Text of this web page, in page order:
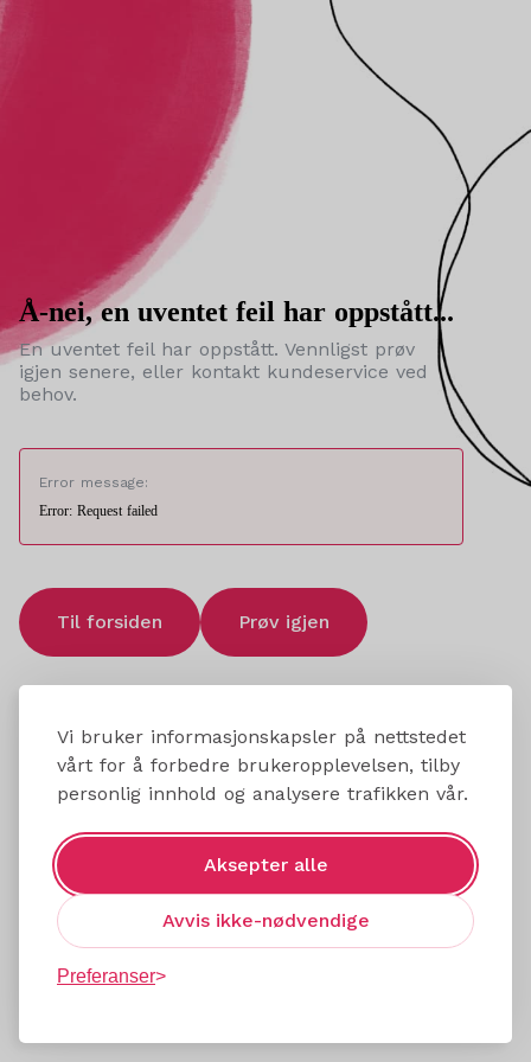
Vi bruker informasjonskapsler på nettstedet
vårt for å forbedre brukeropplevelsen, tilby
personlig innhold og analysere trafikken vår.
Aksepter alle
Avvis ikke-nødvendige
Preferanser
Å-nei, en uventet feil har oppstått...
En uventet feil har oppstått. Vennligst prøv
igjen senere, eller kontakt kundeservice ved
behov.
Error message:
Error: Request failed
Til forsiden Prøv igjen